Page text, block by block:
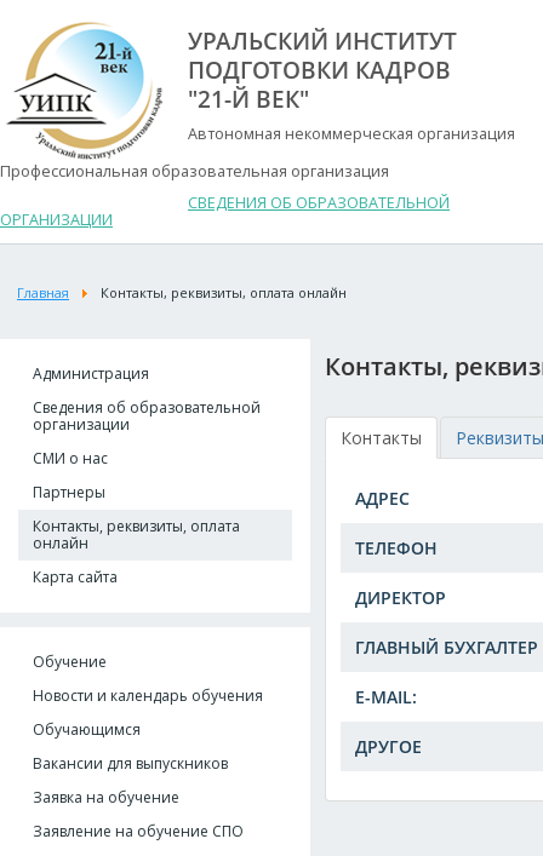
УРАЛЬСКИЙ ИНСТИТУТ
ПОДГОТОВКИ КАДРОВ
"21-Й ВЕК"
Автономная некоммерческая организация
Профессиональная образовательная организация
СВЕДЕНИЯ ОБ ОБРАЗОВАТЕЛЬНОЙ
ОРГАНИЗАЦИИ
Главная Контакты, реквизиты, оплата онлайн
Администрация
Сведения об образовательной
организации
СМИ о нас
Партнеры
Контакты, реквизиты, оплата
онлайн
Карта сайта
Обучение
Новости и календарь обучения
Обучающимся
Вакансии для выпускников
Заявка на обучение
Заявление на обучение СПО
Контакты,
Контакты Реквизиты
АДРЕС
ТЕЛЕФОН
ДИРЕКТОР
ГЛАВНЫЙ БУХГАЛТЕР
E-MAIL:
ДРУГОЕ